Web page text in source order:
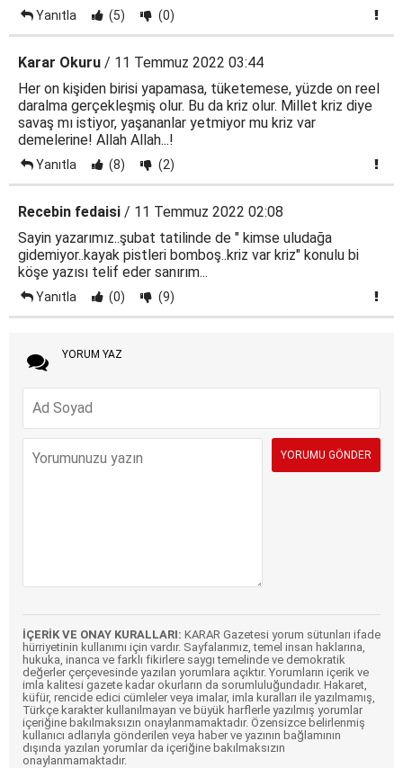
Yanıtla (5) (0)
Karar Okuru / 11 Temmuz 2022 03:44
Her on kişiden birisi yapamasa, tüketemese, yüzde on reel
daralma gerçekleşmiş olur. Bu da kriz olur. Millet kriz diye
savaş mı istiyor, yaşananlar yetmiyor mu kriz var
demelerine! Allah Allah...!
Yanıtla (8) (2)
Recebin fedaisi / 11 Temmuz 2022 02:08
Sayin yazarımız..şubat tatilinde de " kimse uludağa
gidemiyor..kayak pistleri bomboş..kriz var kriz" konulu bi
köşe yazısı telif eder sanırım...
Yanıtla (0) (9)
YORUM YAZ
İÇERİK VE ONAY KURALLARI: KARAR Gazetesi yorum sütunları ifade
hürriyetinin kullanımı için vardır. Sayfalarımız, temel insan haklarına,
hukuka, inanca ve farklı fikirlere saygı temelinde ve demokratik
değerler çerçevesinde yazılan yorumlara açıktır. Yorumların içerik ve
imla kalitesi gazete kadar okurların da sorumluluğundadır. Hakaret,
küfür, rencide edici cümleler veya imalar, imla kuralları ile yazılmamış,
Türkçe karakter kullanılmayan ve büyük harflerle yazılmış yorumlar
içeriğine bakılmaksızın onaylanmamaktadır. Özensizce belirlenmiş
kullanıcı adlarıyla gönderilen veya haber ve yazının bağlamının
dışında yazılan yorumlar da içeriğine bakılmaksızın
onaylanmamaktadır.